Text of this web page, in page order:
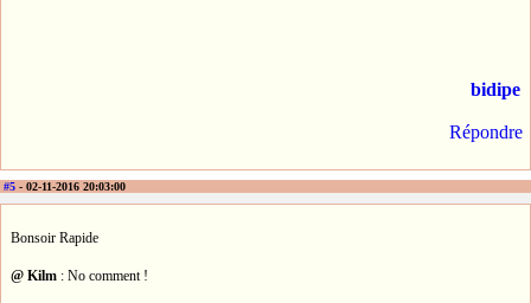
bidipe
Répondre
#5 - 02-11-2016 20:03:00
Bonsoir Rapide
@ Kilm : No comment !